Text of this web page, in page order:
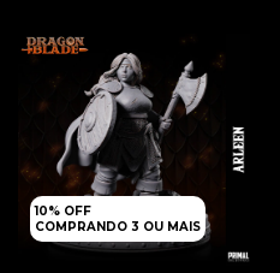
10% OFF
COMPRANDO 3 OU MAIS